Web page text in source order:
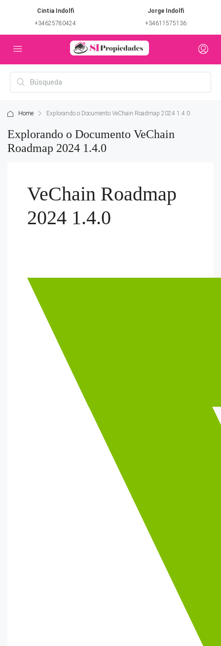
Cintia Indolfi
+34625780424
Jorge Indolfi
+34611575136
Home Explorando o Documento VeChain Roadmap 2024 1.4.0
Explorando o Documento VeChain
Roadmap 2024 1.4.0
VeChain Roadmap
2024 1.4.0